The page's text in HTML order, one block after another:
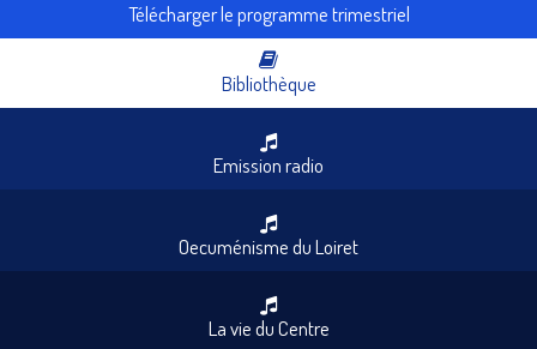
Télécharger le programme trimestriel
Bibliothèque
Emission radio
Oecuménisme du Loiret
La vie du Centre